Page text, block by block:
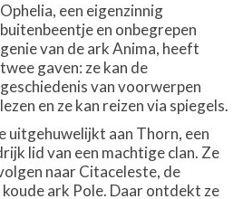
Ophelia, een eigenzinnig
buitenbeentje en onbegrepen
genie van de ark Anima, heeft
twee gaven: ze kan de
geschiedenis van voorwerpen
lezen en ze kan reizen via spiegels.
uitgehuwelijkt aan Thorn, een
lid van een machtige clan. Ze
naar Citaceleste, de
ark Pole. Daar ontdekt ze